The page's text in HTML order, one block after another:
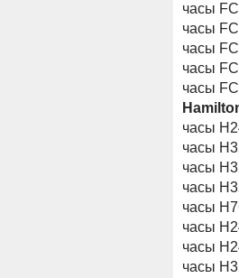
часы
часы
часы
часы
часы
часы
часы
часы
часы
часы
часы
часы
часы